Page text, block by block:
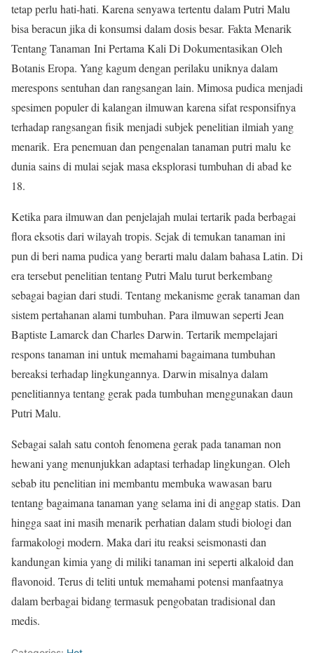
tetap perlu hati-hati. Karena senyawa tertentu dalam Putri Malu
bisa beracun jika di konsumsi dalam dosis besar. Fakta Menarik
Tentang Tanaman Ini Pertama Kali Di Dokumentasikan Oleh
Botanis Eropa. Yang kagum dengan perilaku uniknya dalam
merespons sentuhan dan rangsangan lain. Mimosa pudica menjadi
spesimen populer di kalangan ilmuwan karena sifat responsifnya
terhadap rangsangan fisik menjadi subjek penelitian ilmiah yang
menarik. Era penemuan dan pengenalan tanaman putri malu ke
dunia sains di mulai sejak masa eksplorasi tumbuhan di abad ke
18.
Ketika para ilmuwan dan penjelajah mulai tertarik pada berbagai
flora eksotis dari wilayah tropis. Sejak di temukan tanaman ini
pun di beri nama pudica yang berarti malu dalam bahasa Latin. Di
era tersebut penelitian tentang Putri Malu turut berkembang
sebagai bagian dari studi. Tentang mekanisme gerak tanaman dan
sistem pertahanan alami tumbuhan. Para ilmuwan seperti Jean
Baptiste Lamarck dan Charles Darwin. Tertarik mempelajari
respons tanaman ini untuk memahami bagaimana tumbuhan
bereaksi terhadap lingkungannya. Darwin misalnya dalam
penelitiannya tentang gerak pada tumbuhan menggunakan daun
Putri Malu.
Sebagai salah satu contoh fenomena gerak pada tanaman non
hewani yang menunjukkan adaptasi terhadap lingkungan. Oleh
sebab itu penelitian ini membantu membuka wawasan baru
tentang bagaimana tanaman yang selama ini di anggap statis. Dan
hingga saat ini masih menarik perhatian dalam studi biologi dan
farmakologi modern. Maka dari itu reaksi seismonasti dan
kandungan kimia yang di miliki tanaman ini seperti alkaloid dan
flavonoid. Terus di teliti untuk memahami potensi manfaatnya
dalam berbagai bidang termasuk pengobatan tradisional dan
medis.